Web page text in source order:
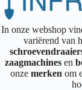
In onze webshop
variërend van
zaagmachines en
onzemerkenom